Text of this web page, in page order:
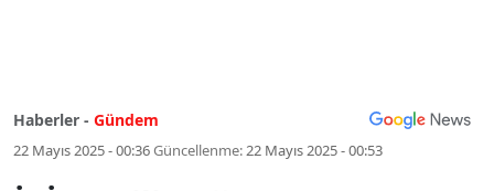
Haberler - Gündem
22 Mayıs 2025 - 00:36Güncellenme:22 Mayıs 2025 - 00:53